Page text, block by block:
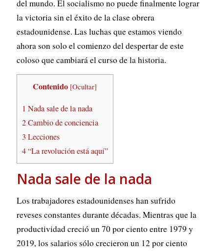
del mundo. El socialismo no puede finalmente lograr
la victoria sin el éxito de la clase obrera
estadounidense. Las luchas que estamos viendo
ahora son solo el comienzo del despertar de este
coloso que cambiará el curso de la historia.
Contenido [Ocultar]
1 Nada sale de la nada
2Cambio de conciencia
3 Lecciones
4“La revolución está aquí”
Nada sale de la nada
Los trabajadores estadounidenses han sufrido
reveses constantes durante décadas. Mientras que la
productividad creció un 70 por ciento entre 1979 y
2019, los salarios sólo crecieron un 12 por ciento